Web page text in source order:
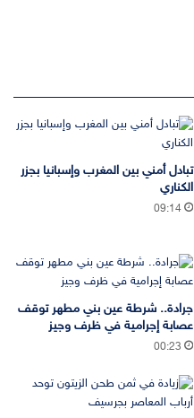
تبادل أمني بين المغرب وإسبانيا بجزر
الكناري
09:14
جرادة.. شرطة عين بني مطهر توقف
عصابة إجرامية في ظرف وجيز
00:23